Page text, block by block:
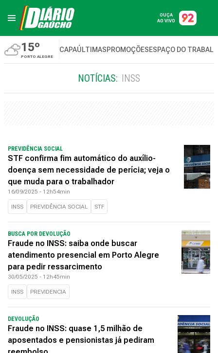
OUÇA
AO VIVO
15º
PORTO ALEGRE
CAPAÚLTIMASPROMOÇÕESESPAÇO DO
NOTÍCIAS: INSS
PREVIDÊNCIA SOCIAL
STF confirma fim automático do auxílio-
doença sem necessidade de perícia; veja o
que muda para o trabalhador
16/09/2025 - 12h54min
INSS PREVIDÊNCIA SOCIAL STF
BUSCA POR DEVOLUÇÃO
Fraude no INSS: saiba onde buscar
atendimento presencial em Porto Alegre
para pedir ressarcimento
30/05/2025 - 12h45min
INSS PREVIDENCIA
DEVOLUÇÃO
Fraude no INSS: quase 1,5 milhão de
aposentados e pensionistas já pediram